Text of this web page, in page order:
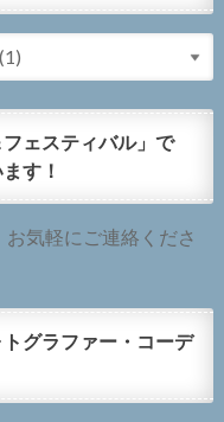
フェスティバル」で
す！
気軽にご連絡くださ
グラファー・コーデ